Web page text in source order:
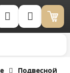
Корзина (0)
Подвесной